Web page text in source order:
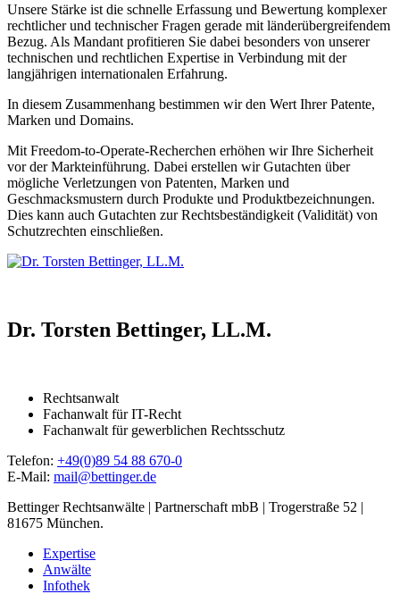
Unsere Stärke ist die schnelle Erfassung und Bewertung komplexer
rechtlicher und technischer Fragen gerade mit länderübergreifendem
Bezug. Als Mandant profitieren Sie dabei besonders von unserer
technischen und rechtlichen Expertise in Verbindung mit der
langjährigen internationalen Erfahrung.
In diesem Zusammenhang bestimmen wir den Wert Ihrer Patente,
Marken und Domains.
Mit Freedom-to-Operate-Recherchen erhöhen wir Ihre Sicherheit
vor der Markteinführung. Dabei erstellen wir Gutachten über
mögliche Verletzungen von Patenten, Marken und
Geschmacksmustern durch Produkte und Produktbezeichnungen.
Dies kann auch Gutachten zur Rechtsbeständigkeit (Validität) von
Schutzrechten einschließen.
Dr. Torsten Bettinger, LL.M.
Rechtsanwalt
Fachanwalt für IT-Recht
Fachanwalt für gewerblichen Rechtsschutz
Telefon: +49(0)89 54 88 670-0
E-Mail: mail@bettinger.de
Bettinger Rechtsanwälte | Partnerschaft mbB | Trogerstraße 52 |
81675 München.
Expertise
Anwälte
Infothek